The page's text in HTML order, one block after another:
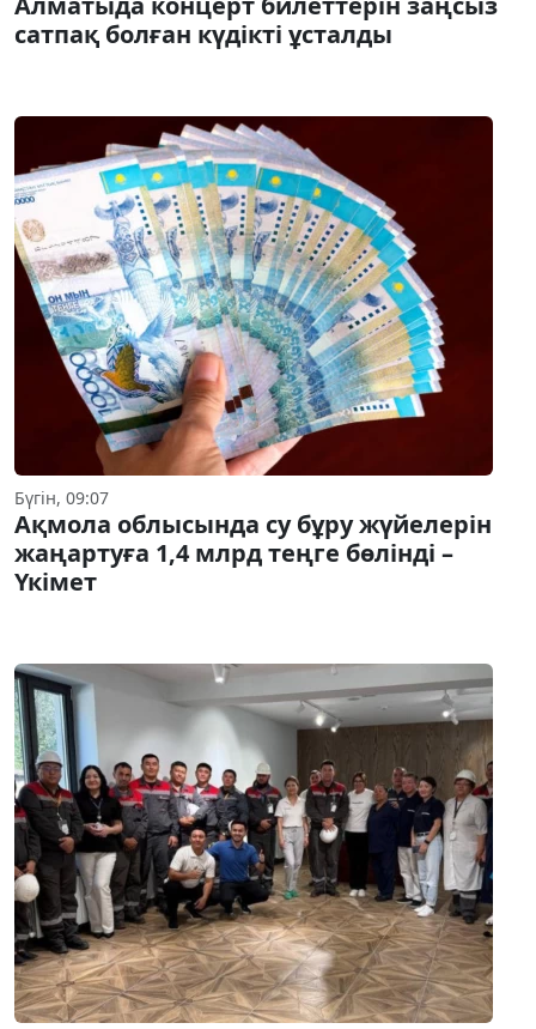
сатпақ болған күдікті ұсталды
Бүгін, 09:07
Ақмола облысында су бұру жүйелерін
жаңартуға 1,4 млрд теңге бөлінді –
Үкімет